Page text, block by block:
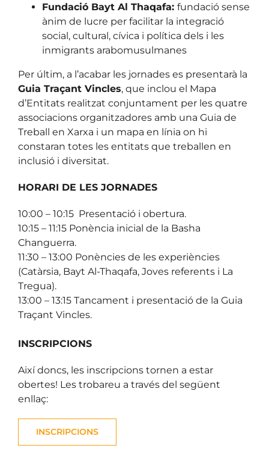
Fundació Bayt Al Thaqafa: fundació sense
ànim de lucre per facilitar la integració
social, cultural, cívica i política dels i les
inmigrants arabomusulmanes
Per últim, a l’acabar les jornades es presentarà la
Guia Traçant Vincles, que inclou el Mapa
d’Entitats realitzat conjuntament per les quatre
associacions organitzadores amb una Guia de
Treball en Xarxa i un mapa en línia on hi
constaran totes les entitats que treballen en
inclusió i diversitat.
HORARI DE LES JORNADES
10:00 – 10:15 Presentació i obertura.
10:15 – 11:15 Ponència inicial de la Basha
Changuerra.
11:30 – 13:00 Ponències de les experiències
(Catàrsia, Bayt Al-Thaqafa, Joves referents i La
Tregua).
13:00 – 13:15 Tancament i presentació de la Guia
Traçant Vincles.
INSCRIPCIONS
Així doncs, les inscripcions tornen a estar
obertes! Les trobareu a través del següent
enllaç:
INSCRIPCIONS